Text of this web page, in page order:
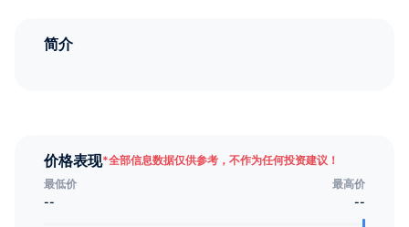
简介
价格表现*全部信息数据仅供参考，不作为任何投资建议！
最低价
最高价
--
--